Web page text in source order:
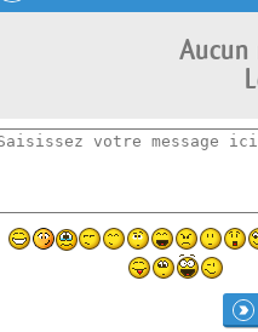
Aucun